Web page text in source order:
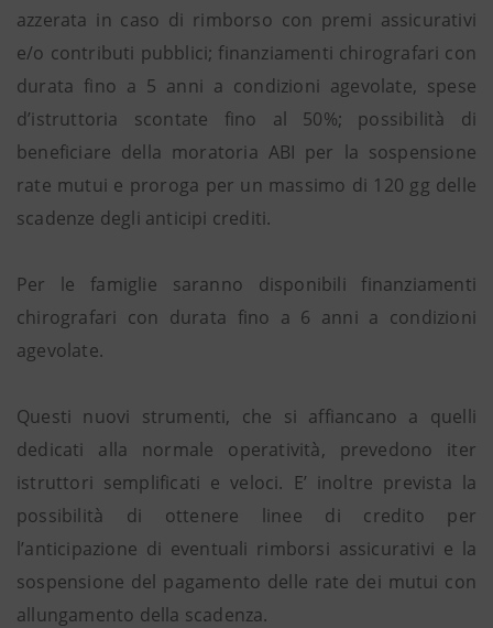
azzerata in caso di rimborso con premi assicurativi
e/o contributi pubblici; finanziamenti chirografari con
durata fino a 5 anni a condizioni agevolate, spese
d’istruttoria scontate fino al 50%; possibilità di
beneficiare della moratoria ABI per la sospensione
rate mutui e proroga per un massimo di 120 gg delle
scadenze degli anticipi crediti.
Per le famiglie saranno disponibili finanziamenti
chirografari con durata fino a 6 anni a condizioni
agevolate.
Questi nuovi strumenti, che si affiancano a quelli
dedicati alla normale operatività, prevedono iter
istruttori semplificati e veloci. E’ inoltre prevista la
possibilità di ottenere linee di credito per
l’anticipazione di eventuali rimborsi assicurativi e la
sospensione del pagamento delle rate dei mutui con
allungamento della scadenza.